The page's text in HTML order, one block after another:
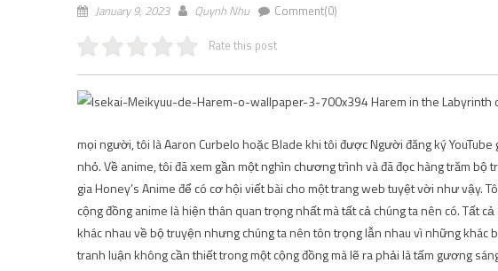
January 9, 2023 Quynh Nhu Comment(0)
Rate this post
mọi người, tôi là Aaron Curbelo hoặc Blade khi tôi được Người đăng ký
nhỏ. Về anime, tôi đã xem gần một nghìn chương trình và đã đọc hàng trăm bộ
gia Honey’s Anime để có cơ hội viết bài cho một trang web tuyệt vời như vậy.
cộng đồng anime là hiện thân quan trọng nhất mà tất cả chúng ta nên có. Tất
khác nhau về bộ truyện nhưng chúng ta nên tôn trọng lẫn nhau vì những khác
tranh luận không cần thiết trong một cộng đồng mà lẽ ra phải là tấm gương